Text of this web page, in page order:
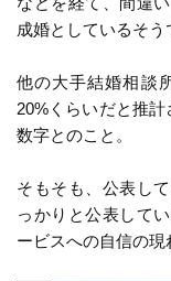
成婚としているそう
他の大手結婚相談
20%くらいだと推
数字とのこと。
そもそも、公表し
っかりと公表して
ービスへの自信の現